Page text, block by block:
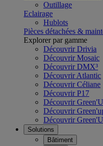
Outillage
Eclairage
Hublots
Pièces détachées &
Explorer par gamme
Découvrir Drivia
Découvrir Mosaic
Découvrir DMX³
Découvrir Atlantic
Découvrir Céliane
Découvrir P17
Découvrir
Découvrir
Découvrir
Solutions
Bâtiment